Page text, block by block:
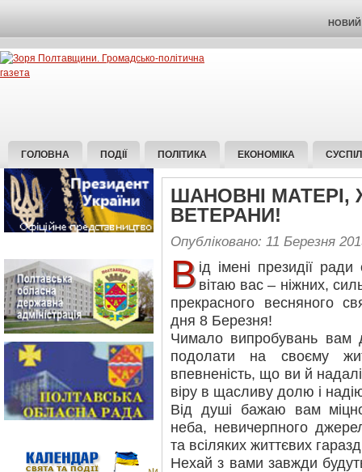
НОВИЙ
ГОЛОВНА ПОДІЇ ПОЛІТИКА ЕКОНОМІКА
ШАНОВНІ МАТЕРІ,
ВЕТЕРАНИ!
Опубліковано: 11 Березня
В ід імені президії ради
вітаю вас – ніжних,
прекрасного весняного
дня 8 Березня!
Чимало випробувань вам
подолати на своєму
впевненість, що ви й
віру в щасливу долю і
Від душі бажаю вам
неба, невичерпного
та всіляких життєвих
Нехай з вами завжди